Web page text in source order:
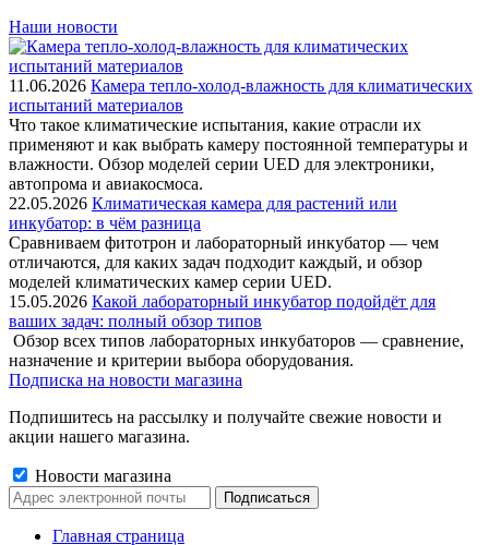
Наши новости
11.06.2026 Камера тепло-холод-влажность для климатических
испытаний материалов
Что такое климатические испытания, какие отрасли их
применяют и как выбрать камеру постоянной температуры и
влажности. Обзор моделей серии UED для электроники,
автопрома и авиакосмоса.
22.05.2026 Климатическая камера для растений или
инкубатор: в чём разница
Сравниваем фитотрон и лабораторный инкубатор — чем
отличаются, для каких задач подходит каждый, и обзор
моделей климатических камер серии UED.
15.05.2026 Какой лабораторный инкубатор подойдёт для
ваших задач: полный обзор типов
Обзор всех типов лабораторных инкубаторов — сравнение,
назначение и критерии выбора оборудования.
Подписка на новости магазина
Подпишитесь на рассылку и получайте свежие новости и
акции нашего магазина.
Новости магазина
Главная страница